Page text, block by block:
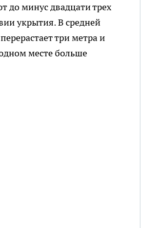
до минус двадцати трех
укрытия. В средней
три метра и
месте больше